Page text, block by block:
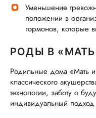
Уменьшение
положении в
гормонов, которые
РОДЫ В
Родильные дома «Мать и
классического
технологии, заботу о
индивидуальный